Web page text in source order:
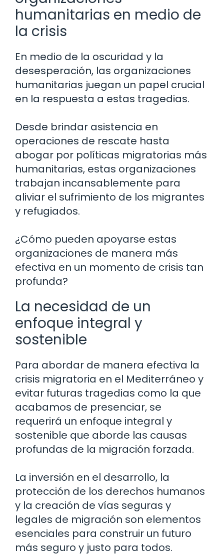
humanitarias en medio de
la crisis
En medio de la oscuridad y la
desesperación, las organizaciones
humanitarias juegan un papel crucial
en la respuesta a estas tragedias.
Desde brindar asistencia en
operaciones de rescate hasta
abogar por políticas migratorias más
humanitarias, estas organizaciones
trabajan incansablemente para
aliviar el sufrimiento de los migrantes
y refugiados.
¿Cómo pueden apoyarse estas
organizaciones de manera más
efectiva en un momento de crisis tan
profunda?
La necesidad de un
enfoque integral y
sostenible
Para abordar de manera efectiva la
crisis migratoria en el Mediterráneo y
evitar futuras tragedias como la que
acabamos de presenciar, se
requerirá un enfoque integral y
sostenible que aborde las causas
profundas de la migración forzada.
La inversión en el desarrollo, la
protección de los derechos humanos
y la creación de vías seguras y
legales de migración son elementos
esenciales para construir un futuro
más seguro y justo para todos.